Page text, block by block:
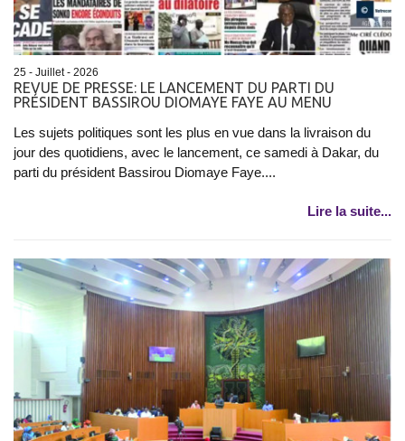
25 - Juillet - 2026
REVUE DE PRESSE: LE LANCEMENT DU PARTI DU
PRÉSIDENT BASSIROU DIOMAYE FAYE AU MENU
Les sujets politiques sont les plus en vue dans la livraison du
jour des quotidiens, avec le lancement, ce samedi à Dakar, du
parti du président Bassirou Diomaye Faye....
Lire la suite...